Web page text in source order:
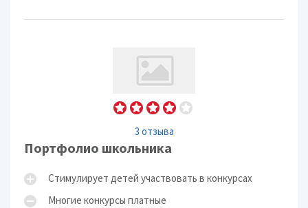
3 отзыва
Портфолио школьника
Стимулирует детей участвовать в конкурсах
Многие конкурсы платные